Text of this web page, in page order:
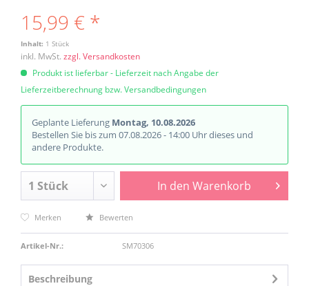
15,99 € *
Inhalt: 1 Stück
inkl. MwSt. zzgl. Versandkosten
Produkt ist lieferbar - Lieferzeit nach Angabe der
Lieferzeitberechnung bzw. Versandbedingungen
Geplante Lieferung Montag, 10.08.2026
Bestellen Sie bis zum 07.08.2026 - 14:00 Uhr dieses und
andere Produkte.
In den Warenkorb
Merken Bewerten
Artikel-Nr.: SM70306
Beschreibung